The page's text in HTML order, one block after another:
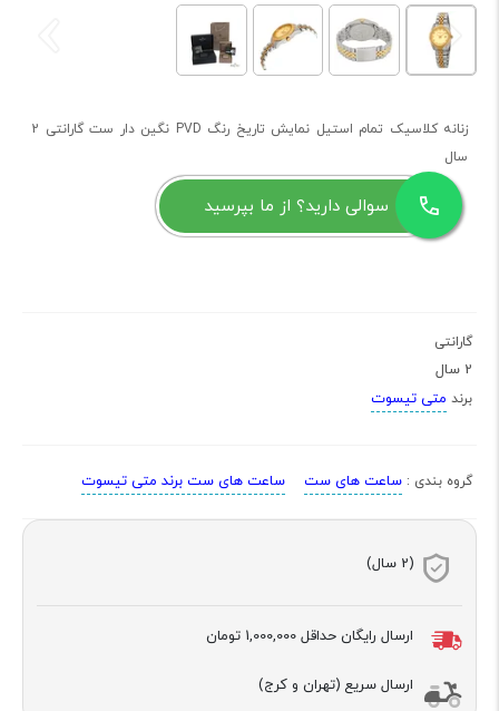
زنانه کلاسیک تمام استیل نمایش تاریخ رنگ PVD نگین دار ست گارانتی 2
سال
سوالی دارید؟ از ما بپرسید
گارانتی
2 سال
برند متی تیسوت
گروه بندی : ساعت های ست ساعت های ست برند متی تیسوت
(2 سال)
ارسال رایگان حداقل 1,000,000 تومان
ارسال سریع (تهران و کرج)